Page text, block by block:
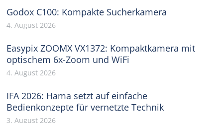
Godox C100: Kompakte Sucherkamera
4. August 2026
Easypix ZOOMX VX1372: Kompaktkamera mit
optischem 6x-Zoom und WiFi
4. August 2026
IFA 2026: Hama setzt auf einfache
Bedienkonzepte für vernetzte Technik
3. August 2026